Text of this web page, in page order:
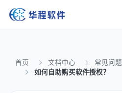
首页 文档中心
常见问题
如何自助购买软件授权？